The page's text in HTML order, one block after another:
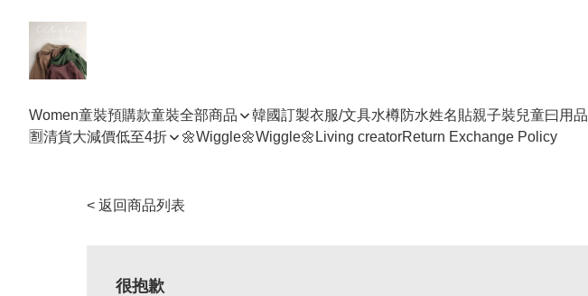
Women童裝預購款童裝全部商品 韓國訂製衣服/文具水樽防水姓名貼親子裝兒童曰用品
🈹清貨大減價低至4折
🌼Wiggle🌼Wiggle🌼 Living creatorReturn Exchange Policy
< 返回商品列表
很抱歉